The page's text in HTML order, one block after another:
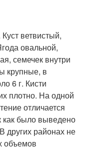
ветвистый,
овальной,
семечек внутри
крупные, в
6 г. Кисти
плотно. На одной
отличается
как было выведено
других районах не
объемов